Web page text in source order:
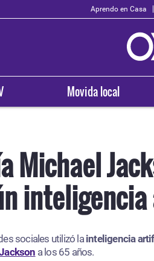
Aprendo en Casa
Movida local
Michael
sociales utilizó lainteligencia
n a los 65 años.